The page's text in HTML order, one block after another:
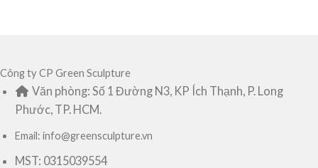
Công ty CP Green Sculpture
Văn phòng: Số 1 Đường N3, KP Ích Thạnh, P. Long
Phước, TP. HCM.
Email: info@greensculpture.vn
MST: 0315039554